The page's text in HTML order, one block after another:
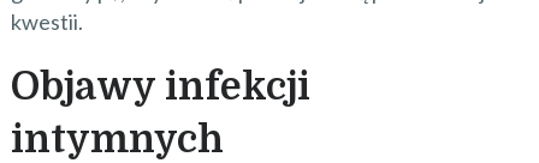
kwestii.
Objawy infekcji
intymnych